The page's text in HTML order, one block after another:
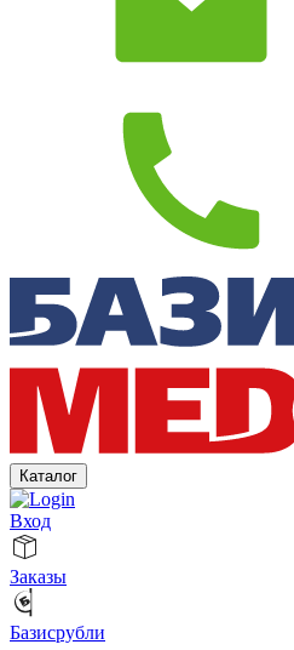
Каталог
Вход
Заказы
Базисрубли